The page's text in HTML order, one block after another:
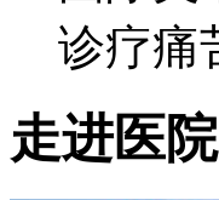
诊疗痛
走进医院